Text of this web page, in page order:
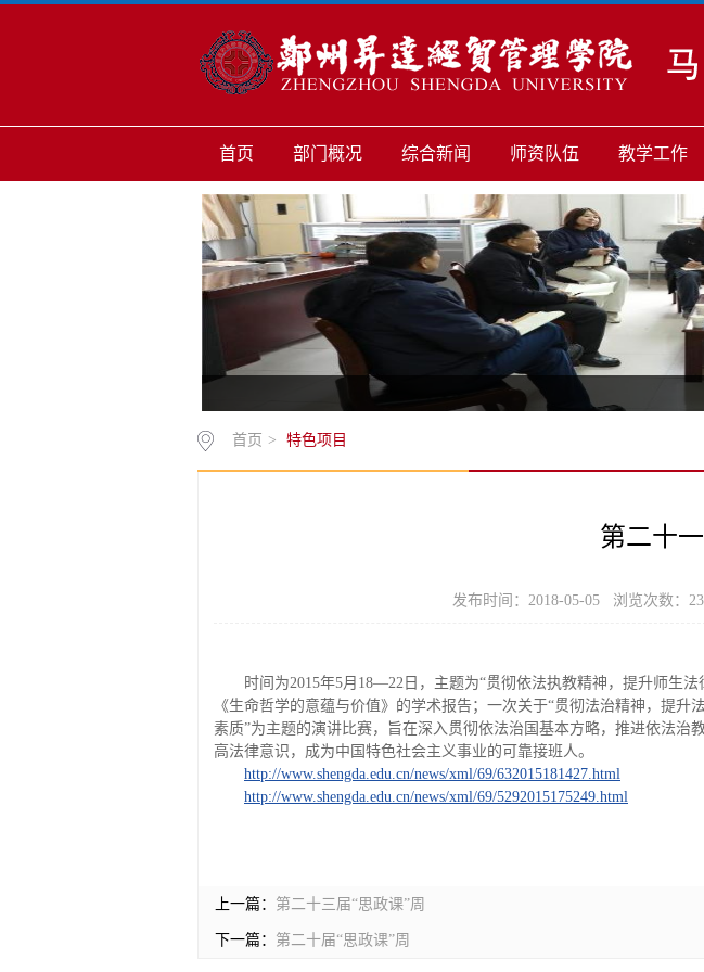
首页 部门概况 综合新闻 师资队伍 教学工作
首页 > 特色项目
第二十
发布时间：2018-05-05 浏览次数：
时间为2015年5月18—22日，主题为“贯彻依法执教精神，提升师生
《生命哲学的意蕴与价值》的学术报告；一次关于“贯彻法治精神，提
素质”为主题的演讲比赛，旨在深入贯彻依法治国基本方略，推进依法
高法律意识，成为中国特色社会主义事业的可靠接班人。
http://www.shengda.edu.cn/news/xml/69/632015181427.html
http://www.shengda.edu.cn/news/xml/69/5292015175249.html
上一篇： 第二十三届“思政课”周
下一篇： 第二十届“思政课”周